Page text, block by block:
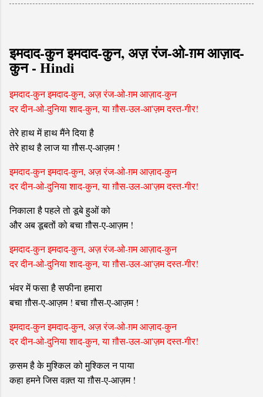
इमदाद-कुन इमदाद-कुन, अज़ रंज-ओ-ग़म आज़ाद-
कुन - Hindi
इमदाद-कुन इमदाद-कुन, अज़ रंज-ओ-ग़म आज़ाद-कुन
दर दीन-ओ-दुनिया शाद-कुन, या ग़ौस-उल-आ'ज़म दस्त-गीर!
तेरे हाथ में हाथ मैंने दिया है
तेरे हाथ है लाज या ग़ौस-ए-आज़म !
इमदाद-कुन इमदाद-कुन, अज़ रंज-ओ-ग़म आज़ाद-कुन
दर दीन-ओ-दुनिया शाद-कुन, या ग़ौस-उल-आ'ज़म दस्त-गीर!
निकाला है पहले तो डूबे हुओं को
और अब डूबतों को बचा ग़ौस-ए-आज़म !
इमदाद-कुन इमदाद-कुन, अज़ रंज-ओ-ग़म आज़ाद-कुन
दर दीन-ओ-दुनिया शाद-कुन, या ग़ौस-उल-आ'ज़म दस्त-गीर!
भंवर में फसा है सफीना हमारा
बचा ग़ौस-ए-आज़म ! बचा ग़ौस-ए-आज़म !
इमदाद-कुन इमदाद-कुन, अज़ रंज-ओ-ग़म आज़ाद-कुन
दर दीन-ओ-दुनिया शाद-कुन, या ग़ौस-उल-आ'ज़म दस्त-गीर!
क़सम है के मुश्किल को मुश्किल न पाया
कहा हमने जिस वक़्त या ग़ौस-ए-आज़म !